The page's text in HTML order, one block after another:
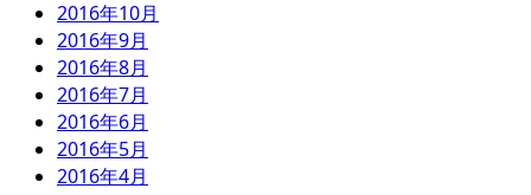
2016年10月
2016年9月
2016年8月
2016年7月
2016年6月
2016年5月
2016年4月